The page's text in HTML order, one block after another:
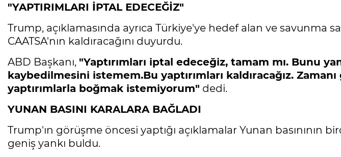
"YAPTIRIMLARI İPTAL EDECEĞİZ"
Trump, açıklamasında ayrıca Türkiye'ye hedef alan ve savunma
CAATSA'nın kaldıracağını duyurdu.
ABD Başkanı, "Yaptırımları iptal edeceğiz, tamam mı. Bunu
kaybedilmesini istemem.Bu yaptırımları kaldıracağız.
yaptırımlarla boğmak istemiyorum" dedi.
YUNAN BASINI KARALARA BAĞLADI
Trump'ın görüşme öncesi yaptığı açıklamalar Yunan basınının
geniş yankı buldu.